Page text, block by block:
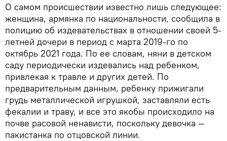
О самом происшествии известно лишь следующее:
женщина, армянка по национальности, сообщила в
полицию об издевательствах в отношении своей 5-
летней дочери в период с марта 2019-го по
октябрь 2021 года. По ее словам, няни в детском
саду периодически издевались над ребенком,
привлекая к травле и других детей. По
предварительным данным, ребенку прижигали
грудь металлической игрушкой, заставляли есть
фекалии и траву, и все это якобы происходило на
почве расовой ненависти, поскольку девочка —
пакистанка по отцовской линии.